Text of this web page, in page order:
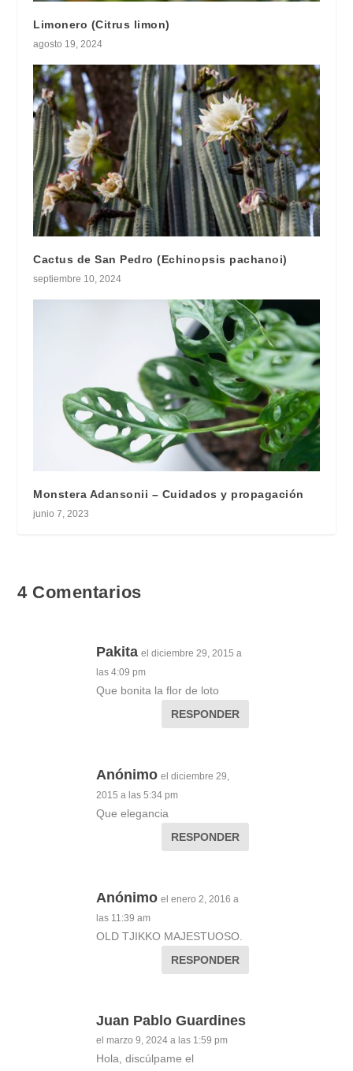
Limonero (Citrus limon)
agosto 19, 2024
Cactus de San Pedro (Echinopsis pachanoi)
septiembre 10, 2024
Monstera Adansonii – Cuidados y propagación
junio 7, 2023
4 Comentarios
Pakita el diciembre 29, 2015 a
las 4:09 pm
Que bonita la flor de loto
RESPONDER
Anónimo el diciembre 29,
2015 a las 5:34 pm
Que elegancia
RESPONDER
Anónimo el enero 2, 2016 a
las 11:39 am
OLD TJIKKO MAJESTUOSO.
RESPONDER
Juan Pablo Guardines
el marzo 9, 2024 a las 1:59 pm
Hola, discúlpame el